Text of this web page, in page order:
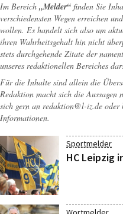
Im Bereich „Melder“ finden Sie
verschiedensten Wegen erreichen
wollen. Es handelt sich also um
ihren Wahrheitsgehalt hin nicht
stets durchgehende Zitate der
unseres redaktionellen Bereiches
Für die Inhalte sind allein die
Redaktion macht sich die Aussagen
sich gern an redaktion@l-iz.de oder
Informationen.
Sportmelder
HC Leipzig